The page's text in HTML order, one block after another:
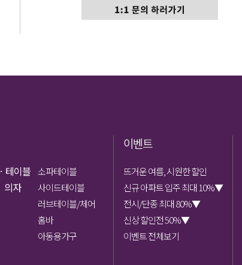
ㆍ테이블
의자
소파테이블
사이드테이블
러브테이블/체어
홈바
아동용가구
이벤트
뜨거운 여름, 시원한 할인
신규 아파트 입주 최대 10%▼
전시/단종 최대 80%▼
신상 할인전 50%▼
이벤트 전체보기